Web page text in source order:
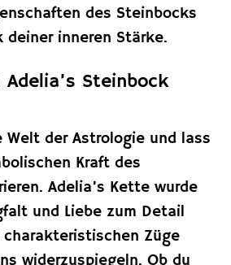
des Steinbocks
deiner inneren Stärke.
Steinbock
Welt der Astrologie und lass
Kraft des
Adelia’s Kette wurde
und Liebe zum Detail
Züge
widerzuspiegeln. Ob du